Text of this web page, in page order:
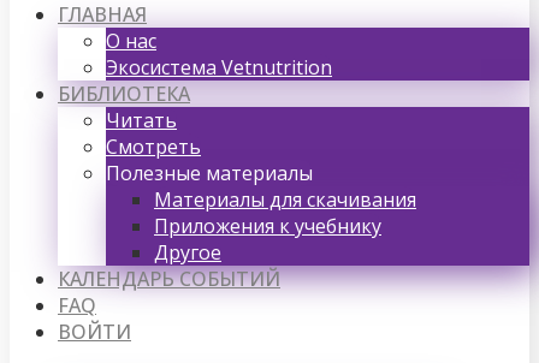
ГЛАВНАЯ
О нас
Экосистема Vetnutrition
БИБЛИОТЕКА
Читать
Смотреть
Полезные материалы
Материалы для скачивания
Приложения к учебнику
Другое
КАЛЕНДАРЬ СОБЫТИЙ
FAQ
ВОЙТИ